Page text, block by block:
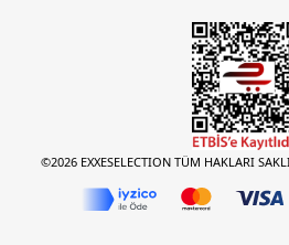
©2026 EXXESELECTION TÜM HAKLARI